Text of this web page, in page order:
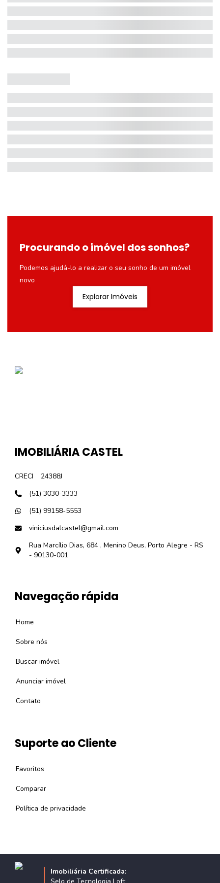
Procurando o imóvel dos sonhos?
Podemos ajudá-lo a realizar o seu sonho de um imóvel
novo
Explorar Imóveis
IMOBILIÁRIA CASTEL
CRECI
24388J
(51) 3030-3333
(51) 99158-5553
viniciusdalcastel@gmail.com
Rua Marcílio Dias, 684 , Menino Deus, Porto Alegre - RS
- 90130-001
Navegação rápida
Home
Sobre nós
Buscar imóvel
Anunciar imóvel
Contato
Suporte ao Cliente
Favoritos
Comparar
Política de privacidade
Imobiliária Certificada: